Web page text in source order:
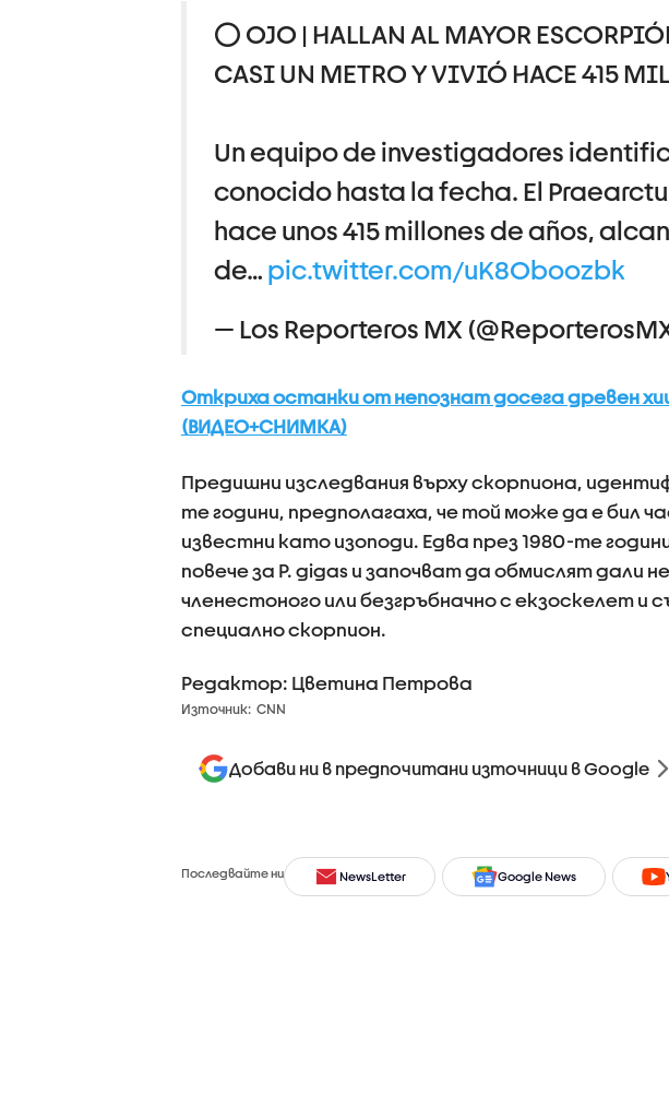
⭕ OJO | HALLAN AL MAYOR
CASI UN METRO Y VIVIÓ HACE 415
Un equipo de investigadores
conocido hasta la fecha. El
hace unos 415 millones de años,
de… pic.twitter.com/uK8Oboozbk
— Los Reporteros MX
Откриха останки от непознат досега древен
(ВИДЕО+СНИМКА)
Предишни изследвания върху скорпиона,
те години, предполагаха, че той може да е бил
известни като изоподи. Едва през 1980-те
повече за P. gigas и започват да обмислят дали
членестоного или безгръбначно с екзоскелет и
специално скорпион.
Редактор: Цветина Петрова
Източник: CNN
Добави ни в предпочитани източници в Google
Последвайте ни NewsLetter Google News